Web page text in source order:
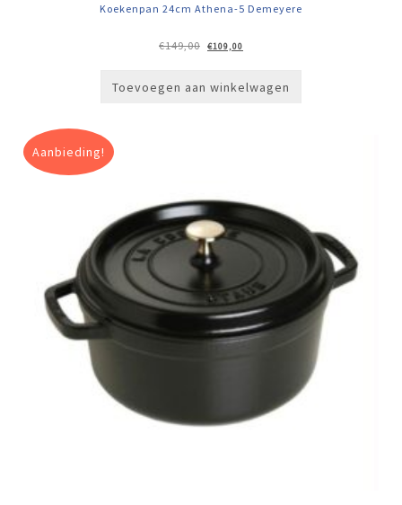
Koekenpan 24cm Athena-5 Demeyere
€149,00
Oorspronkelijke
prijs
€109,00
prijs
Toevoegen aan winkelwagen
Aanbieding!